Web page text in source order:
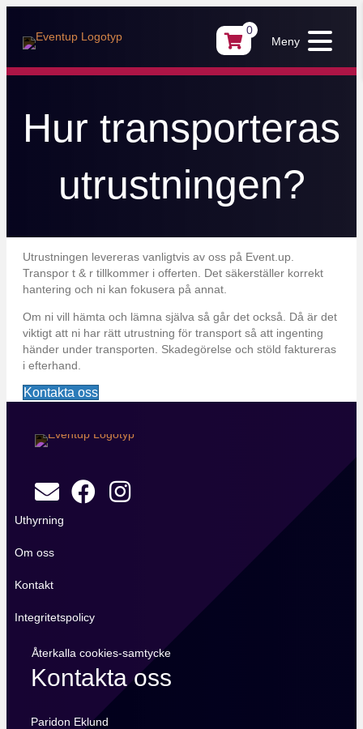
0
Meny
Hur transporteras
utrustningen?
Utrustningen levereras vanligtvis av oss på Event.up.
Transpor t & r tillkommer i offerten. Det säkerställer korrekt
hantering och ni kan fokusera på annat.
Om ni vill hämta och lämna själva så går det också. Då är det
viktigt att ni har rätt utrustning för transport så att ingenting
händer under transporten. Skadegörelse och stöld faktureras
i efterhand.
Kontakta oss
Uthyrning
Om oss
Kontakt
Integritetspolicy
Återkalla cookies-samtycke
Kontakta oss
Paridon Eklund